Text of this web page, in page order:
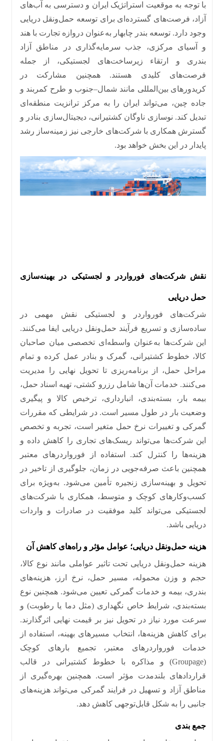
با توجه به موقعیت استراتژیک ایران و دسترسی به آب‌های
آزاد، فرصت‌های گسترده‌ای برای توسعه حمل‌ونقل دریایی
وجود دارد. توسعه بندر چابهار به‌عنوان دروازه تجارت با هند
و آسیای مرکزی، جذب سرمایه‌گذاری در مناطق آزاد
بندری و ارتقاء زیرساخت‌های لجستیکی، از جمله
فرصت‌های کلیدی هستند.همچنین مشارکت در
کریدورهای بین‌المللی مانند شمال–جنوب و طرح کمربند و
جاده چین، می‌تواند ایران را به مرکز ترانزیت منطقه‌ای
تبدیل کند. نوسازی ناوگان کشتیرانی، دیجیتال‌سازی بنادر و
گسترش همکاری با شرکت‌های خارجی نیز زمینه‌ساز رشد
پایدار در این بخش خواهد بود.
نقش شرکت‌های فورواردر و لجستیکی در بهینه‌سازی
حمل دریایی
شرکت‌های فورواردر و لجستیکی نقش مهمی در
ساده‌سازی و تسریع فرآیند حمل‌ونقل دریایی ایفا می‌کنند.
این شرکت‌ها به‌عنوان واسطه‌ای تخصصی میان صاحبان
کالا، خطوط کشتیرانی، گمرک و بنادر عمل کرده و تمام
مراحل حمل، از برنامه‌ریزی تا تحویل نهایی را مدیریت
می‌کنند. خدمات آن‌ها شامل رزرو کشتی، تهیه اسناد حمل،
بیمه بار، بسته‌بندی، انبارداری، ترخیص کالا و پیگیری
وضعیت بار در طول مسیر است. در شرایطی که مقررات
گمرکی و تغییرات نرخ حمل متغیر است، تجربه و تخصص
این شرکت‌ها می‌تواند ریسک‌های تجاری را کاهش داده و
هزینه‌ها را کنترل کند.
استفاده از فورواردرهای معتبر
همچنین باعث صرفه‌جویی در زمان، جلوگیری از تاخیر در
تحویل و بهینه‌سازی زنجیره تأمین می‌شود. به‌ویژه برای
کسب‌وکارهای کوچک و متوسط، همکاری با شرکت‌های
لجستیکی می‌تواند کلید موفقیت در صادرات و واردات
دریایی باشد.
هزینه حمل‌ونقل دریایی؛ عوامل مؤثر و راه‌های کاهش آن
هزینه حمل‌ونقل دریایی تحت تاثیر عواملی مانند نوع کالا،
حجم و وزن محموله، مسیر حمل، نرخ ارز، هزینه‌های
بندری، بیمه و خدمات گمرکی تعیین می‌شود. همچنین نوع
بسته‌بندی، شرایط خاص نگهداری (مثل دما یا رطوبت) و
سرعت مورد نیاز در تحویل نیز بر قیمت نهایی اثرگذارند.
برای کاهش هزینه‌ها، انتخاب مسیرهای بهینه، استفاده از
خدمات فورواردرهای معتبر، تجمیع بارهای کوچک
(
Groupage
) و مذاکره با خطوط کشتیرانی در قالب
قراردادهای بلندمدت مؤثر است. همچنین بهره‌گیری از
مناطق آزاد و تسهیل در فرایند گمرکی می‌تواند هزینه‌های
جانبی را به شکل قابل‌توجهی کاهش دهد.
جمع بندی